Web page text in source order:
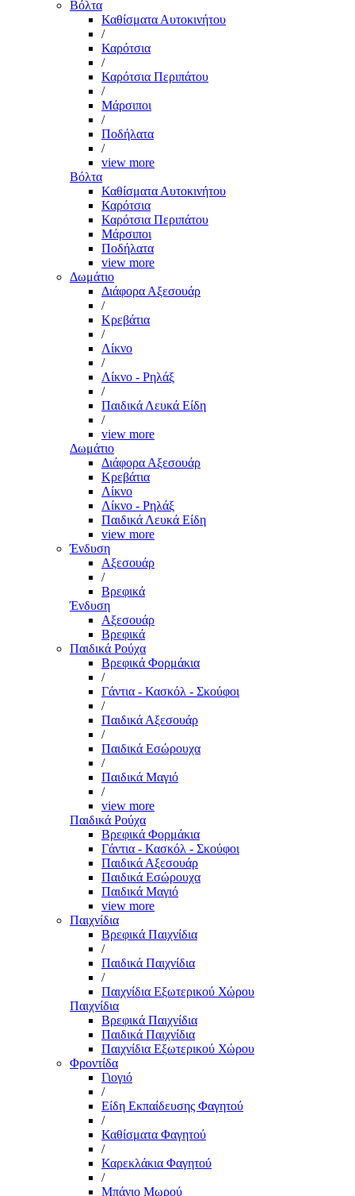
Βόλτα
Καθίσματα Αυτοκινήτου
/
Καρότσια
/
Καρότσια Περιπάτου
/
Μάρσιποι
/
Ποδήλατα
/
view more
Βόλτα
Καθίσματα Αυτοκινήτου
Καρότσια
Καρότσια Περιπάτου
Μάρσιποι
Ποδήλατα
view more
Δωμάτιο
Διάφορα Αξεσουάρ
/
Κρεβάτια
/
Λίκνο
/
Λίκνο - Ρηλάξ
/
Παιδικά Λευκά Είδη
/
view more
Δωμάτιο
Διάφορα Αξεσουάρ
Κρεβάτια
Λίκνο
Λίκνο - Ρηλάξ
Παιδικά Λευκά Είδη
view more
Ένδυση
Αξεσουάρ
/
Βρεφικά
Ένδυση
Αξεσουάρ
Βρεφικά
Παιδικά Ρούχα
Βρεφικά Φορμάκια
/
Γάντια - Κασκόλ - Σκούφοι
/
Παιδικά Αξεσουάρ
/
Παιδικά Εσώρουχα
/
Παιδικά Μαγιό
/
view more
Παιδικά Ρούχα
Βρεφικά Φορμάκια
Γάντια - Κασκόλ - Σκούφοι
Παιδικά Αξεσουάρ
Παιδικά Εσώρουχα
Παιδικά Μαγιό
view more
Παιχνίδια
Βρεφικά Παιχνίδια
/
Παιδικά Παιχνίδια
/
Παιχνίδια Εξωτερικού Χώρου
Παιχνίδια
Βρεφικά Παιχνίδια
Παιδικά Παιχνίδια
Παιχνίδια Εξωτερικού Χώρου
Φροντίδα
Γιογιό
/
Είδη Εκπαίδευσης Φαγητού
/
Καθίσματα Φαγητού
/
Καρεκλάκια Φαγητού
/
Μπάνιο Μωρού